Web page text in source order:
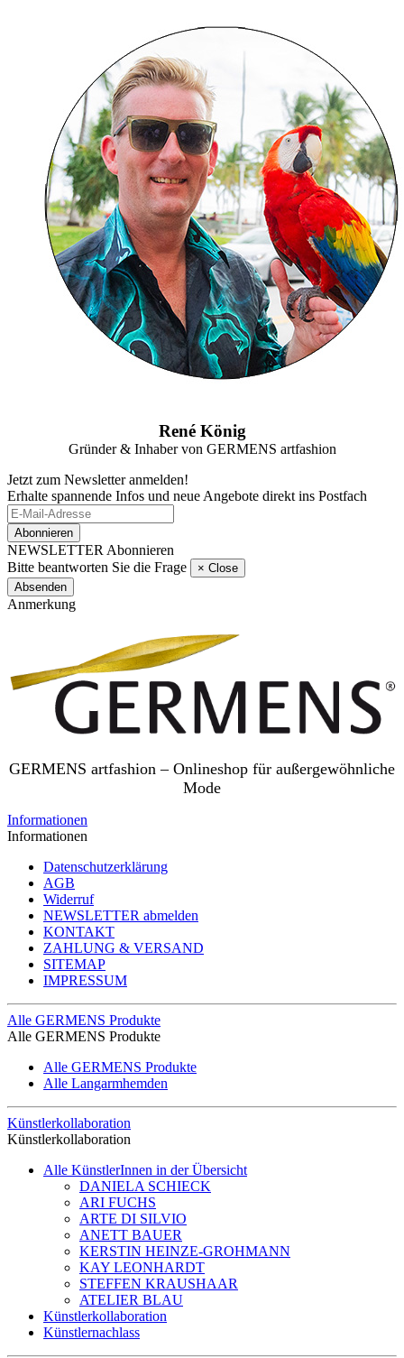
René König
Gründer & Inhaber von GERMENS artfashion
Jetzt zum Newsletter anmelden!
Erhalte spannende Infos und neue Angebote direkt ins Postfach
Abonnieren
NEWSLETTER Abonnieren
Bitte beantworten Sie die Frage
× Close
Absenden
Anmerkung
GERMENS artfashion – Onlineshop für außergewöhnliche
Mode
Informationen
Informationen
Datenschutzerklärung
AGB
Widerruf
NEWSLETTER abmelden
KONTAKT
ZAHLUNG & VERSAND
SITEMAP
IMPRESSUM
Alle GERMENS Produkte
Alle GERMENS Produkte
Alle GERMENS Produkte
Alle Langarmhemden
Künstlerkollaboration
Künstlerkollaboration
Alle KünstlerInnen in der Übersicht
DANIELA SCHIECK
ARI FUCHS
ARTE DI SILVIO
ANETT BAUER
KERSTIN HEINZE-GROHMANN
KAY LEONHARDT
STEFFEN KRAUSHAAR
ATELIER BLAU
Künstlerkollaboration
Künstlernachlass